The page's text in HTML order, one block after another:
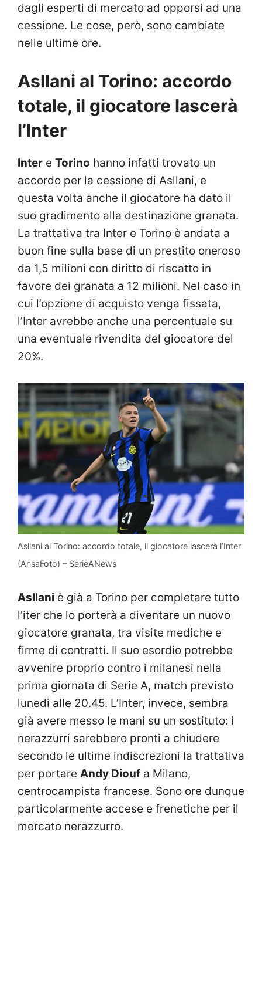
dagli esperti di mercato ad opporsi ad una
cessione. Le cose, però, sono cambiate
nelle ultime ore.
Asllani al Torino: accordo
totale, il giocatore lascerà
l’Inter
Inter e Torino hanno infatti trovato un
accordo per la cessione di Asllani, e
questa volta anche il giocatore ha dato il
suo gradimento alla destinazione granata.
La trattativa tra Inter e Torino è andata a
buon fine sulla base di un prestito oneroso
da 1,5 milioni con diritto di riscatto in
favore dei granata a 12 milioni. Nel caso in
cui l’opzione di acquisto venga fissata,
l’Inter avrebbe anche una percentuale su
una eventuale rivendita del giocatore del
20%.
Asllani al Torino: accordo totale, il giocatore lascerà l’Inter
(AnsaFoto) – SerieANews
Asllani è già a Torino per completare tutto
l’iter che lo porterà a diventare un nuovo
giocatore granata, tra visite mediche e
firme di contratti. Il suo esordio potrebbe
avvenire proprio contro i milanesi nella
prima giornata di Serie A, match previsto
lunedi alle 20.45. L’Inter, invece, sembra
già avere messo le mani su un sostituto: i
nerazzurri sarebbero pronti a chiudere
secondo le ultime indiscrezioni la trattativa
per portare Andy Diouf a Milano,
centrocampista francese. Sono ore dunque
particolarmente accese e frenetiche per il
mercato nerazzurro.